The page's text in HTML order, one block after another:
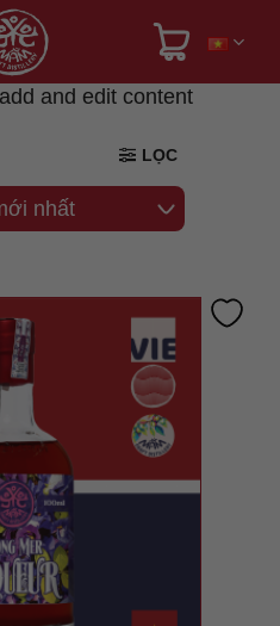
and edit content
LỌC